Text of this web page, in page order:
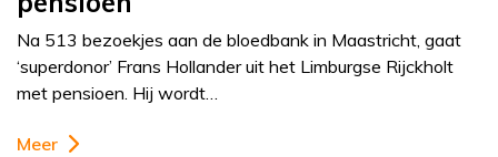
Na 513 bezoekjes aan de bloedbank in Maastricht, gaat
‘superdonor’ Frans Hollander uit het Limburgse Rijckholt
met pensioen. Hij wordt…
Meer